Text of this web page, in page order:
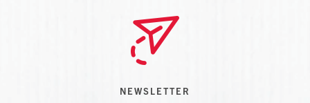
NEWSLETTER